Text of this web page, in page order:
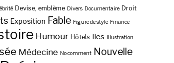
Devise, emblème Divers Documentaire Droit
Exposition Fable Figure de style Finance
Humour Hôtels Iles Illustration
Médecine No comment Nouvelle